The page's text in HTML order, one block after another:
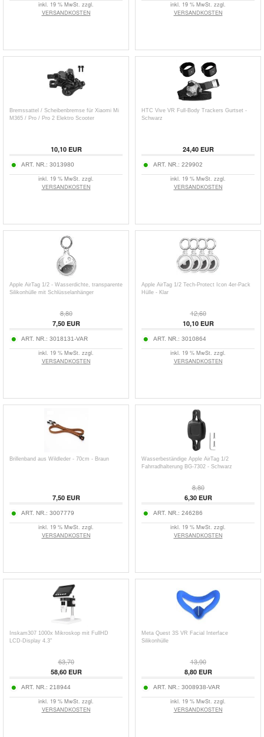
inkl. 19 % MwSt. zzgl.
VERSANDKOSTEN
inkl. 19 % MwSt. zzgl.
VERSANDKOSTEN
Bremssattel / Scheibenbremse für Xiaomi Mi
M365 / Pro / Pro 2 Elektro Scooter
10,10EUR
ART. NR.: 3013980
inkl. 19 % MwSt. zzgl.
VERSANDKOSTEN
HTC Vive VR Full-Body Trackers Gurtset -
Schwarz
24,40EUR
ART. NR.: 229902
inkl. 19 % MwSt. zzgl.
VERSANDKOSTEN
Apple AirTag 1/2 - Wasserdichte, transparente
Silikonhülle mit Schlüsselanhänger
8,80
7,50EUR
ART. NR.: 3018131-VAR
inkl. 19 % MwSt. zzgl.
VERSANDKOSTEN
Apple AirTag 1/2 Tech-Protect Icon 4er-Pack
Hülle - Klar
12,60
10,10EUR
ART. NR.: 3010864
inkl. 19 % MwSt. zzgl.
VERSANDKOSTEN
Brillenband aus Wildleder - 70cm - Braun
7,50EUR
ART. NR.: 3007779
inkl. 19 % MwSt. zzgl.
VERSANDKOSTEN
Wasserbeständige Apple AirTag 1/2
Fahrradhalterung BG-7302 - Schwarz
8,80
6,30EUR
ART. NR.: 246286
inkl. 19 % MwSt. zzgl.
VERSANDKOSTEN
Inskam307 1000x Mikroskop mit FullHD
LCD-Display 4.3"
63,70
58,60EUR
ART. NR.: 218944
inkl. 19 % MwSt. zzgl.
VERSANDKOSTEN
Meta Quest 3S VR Facial Interface
Silikonhülle
13,90
8,80EUR
ART. NR.: 3008938-VAR
inkl. 19 % MwSt. zzgl.
VERSANDKOSTEN